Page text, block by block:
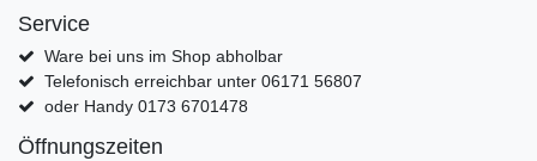
Service
Ware bei uns im Shop abholbar
Telefonisch erreichbar unter 06171 56807
oder Handy 0173 6701478
Öffnungszeiten